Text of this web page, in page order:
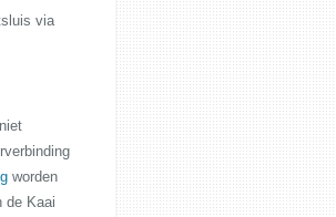
via
worden
de Kaai